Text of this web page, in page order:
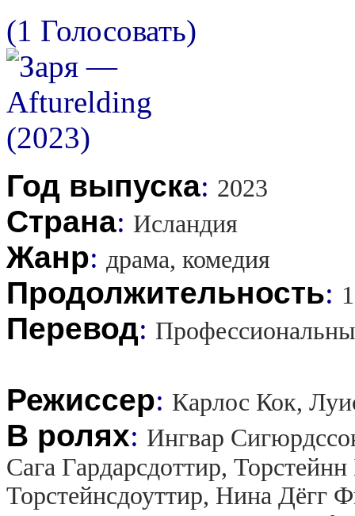
(1 Голосовать)
Год выпуска: 2023
Страна: Исландия
Жанр: драма, комедия
Продолжительность:
Перевод:
Режиссер: Карлос Кок,
В ролях: Ингвар
Сага Гардарсдоттир,
Торстейнсдоуттир, Нина Дёгг